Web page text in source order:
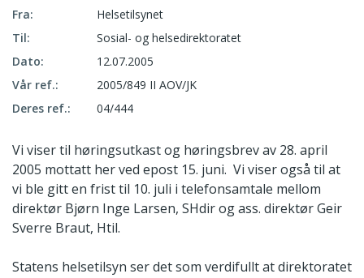
Fra:
Helsetilsynet
Til:
Sosial- og helsedirektoratet
Dato:
12.07.2005
Vår ref.:
2005/849 II AOV/JK
Deres ref.:
04/444
Vi viser til høringsutkast og høringsbrev av 28. april
2005 mottatt her ved epost 15. juni. Vi viser også til at
vi ble gitt en frist til 10. juli i telefonsamtale mellom
direktør Bjørn Inge Larsen, SHdir og ass. direktør Geir
Sverre Braut, Htil.
Statens helsetilsyn ser det som verdifullt at direktoratet